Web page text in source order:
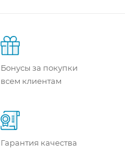
Бонусы за покупки
всем клиентам
Гарантия качества